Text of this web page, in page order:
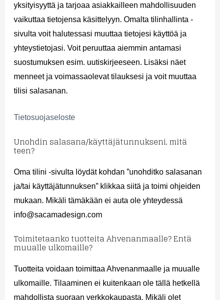
yksityisyyttä ja tarjoaa asiakkailleen mahdollisuuden
vaikuttaa tietojensa käsittelyyn. Omalta tilinhallinta -
sivulta voit halutessasi muuttaa tietojesi käyttöä ja
yhteystietojasi. Voit peruuttaa aiemmin antamasi
suostumuksen esim. uutiskirjeeseen. Lisäksi näet
menneet ja voimassaolevat tilauksesi ja voit muuttaa
tilisi salasanan.
Tietosuojaseloste
Unohdin salasana/käyttäjätunnukseni, mitä
teen?
Oma tilini -sivulta löydät kohdan ”unohditko salasanan
ja/tai käyttäjätunnuksen” klikkaa siitä ja toimi ohjeiden
mukaan. Mikäli tämäkään ei auta ole yhteydessä
info@sacamadesign.com
Toimitetaanko tuotteita Ahvenanmaalle? Entä
muualle ulkomaille?
Tuotteita voidaan toimittaa Ahvenanmaalle ja muualle
ulkomaille. Tilaaminen ei kuitenkaan ole tällä hetkellä
mahdollista suoraan verkkokaupasta. Mikäli olet